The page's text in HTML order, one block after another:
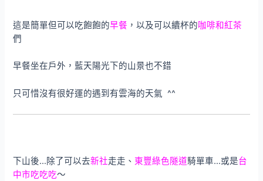
這是簡單但可以吃飽飽的早餐 ，以及可以續杯的咖啡和紅茶
們
早餐坐在戶外，藍天陽光下的山景也不錯
只可惜沒有很好運的遇到有雲海的天氣 ^^
下山後…除了可以去新社走走、 東豐綠色隧道騎單車…或是台
中市吃吃吃～